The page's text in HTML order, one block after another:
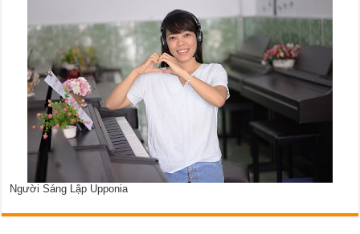
Người Sáng Lập Upponia